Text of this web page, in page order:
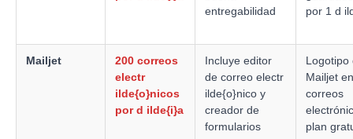
entregabilidad
por 1 d
Mailjet
200 correos
electr
ilde{o}nicos
por d ilde{i}a
Incluye editor
de correo electr
ilde{o}nico y
creador de
formularios
Logotipo
Mailjet en
correos
plan